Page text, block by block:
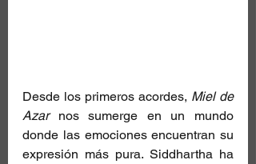
Desde los primeros acordes, Miel de
Azar nos sumerge en un mundo
donde las emociones encuentran su
expresión más pura. Siddhartha ha